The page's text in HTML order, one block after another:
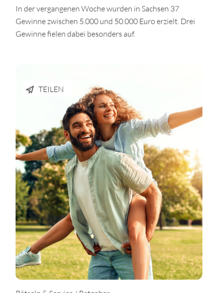
In der vergangenen Woche wurden in Sachsen 37
Gewinne zwischen 5.000 und 50.000 Euro erzielt. Drei
Gewinne fielen dabei besonders auf.
TEILEN